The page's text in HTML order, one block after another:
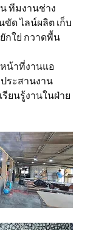
ขัด ไลน์ผลิต เก็บ
กใย่ กวาดพื้น
น้าที่งานแอ
ระสานงาน
รียนรู้งานในฝ่าย